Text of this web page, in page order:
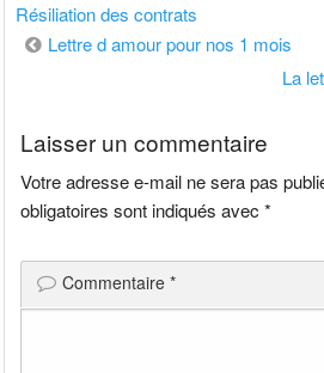
Résiliation des contrats
Navigation
Lettre d amour pour nos 1 mois
La
Laisser un commentaire
Votre adresse e-mail ne sera pas
obligatoires sont indiqués avec*
Commentaire*